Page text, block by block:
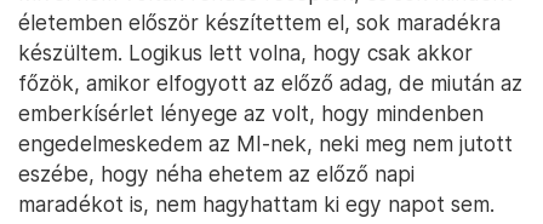
életemben először készítettem el, sok maradékra
készültem. Logikus lett volna, hogy csak akkor
főzök, amikor elfogyott az előző adag, de miután az
emberkísérlet lényege az volt, hogy mindenben
engedelmeskedem az MI-nek, neki meg nem jutott
eszébe, hogy néha ehetem az előző napi
maradékot is, nem hagyhattam ki egy napot sem.